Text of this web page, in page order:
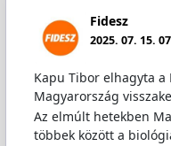
Fidesz
2025. 07. 15.
Kapu Tibor elhagyta
Magyarország
Az elmúlt hetekben
többek között a